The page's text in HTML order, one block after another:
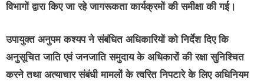
विभागों द्वारा किए जा रहे जागरूकता कार्यक्रमों की समीक्षा की गई।
उपायुक्त अनुपम कश्यप ने संबंधित अधिकारियों को निर्देश दिए कि
अनुसूचित जाति एवं जनजाति समुदाय के अधिकारों की रक्षा सुनिश्चित
करने तथा अत्याचार संबंधी मामलों के त्वरित निपटारे के लिए अधिनियम